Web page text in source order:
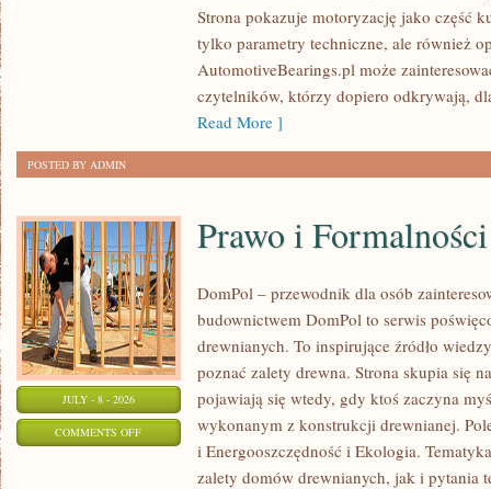
SPOTKANIA
KLASYKÓW
Strona pokazuje motoryzację jako część
tylko parametry techniczne, ale również
AutomotiveBearings.pl może
czytelników, którzy dopiero odkrywają,
Read More ]
POSTED BY ADMIN
JULY - 8 - 2026
COMMENTS OFFON
Prawo i Formalności
DomPol – przewodnik dla osób
budownictwem DomPol to serwis
drewnianych. To inspirujące źródło
poznać zalety drewna. Strona skupia się
pojawiają się wtedy, gdy ktoś zaczyna
wykonanym z konstrukcji drewnianej.
i Energooszczędność i Ekologia.
zalety domów drewnianych, jak i pytania